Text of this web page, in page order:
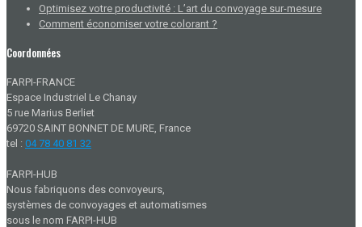
Optimisez votre productivité : L’art du convoyage sur-mesure
Comment économiser votre colorant ?
Coordonnées
FARPI-FRANCE
Espace Industriel Le Chanay
5 rue Marius Berliet
69720 SAINT BONNET DE MURE, France
tel : 04 78 40 81 32
FARPI-HUB
Nous fabriquons des convoyeurs,
systèmes de convoyages et automatismes
sous le nom FARPI-HUB